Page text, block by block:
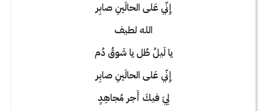
إِنّي عَلى الحالَينِ صابِر
الله لطيف
يا لَيلُ طُل يا شَوقُ دُم
إِنّي عَلى الحالَينِ صابِر
لِيَ فيكَ أَجر مُجاهِدٍ